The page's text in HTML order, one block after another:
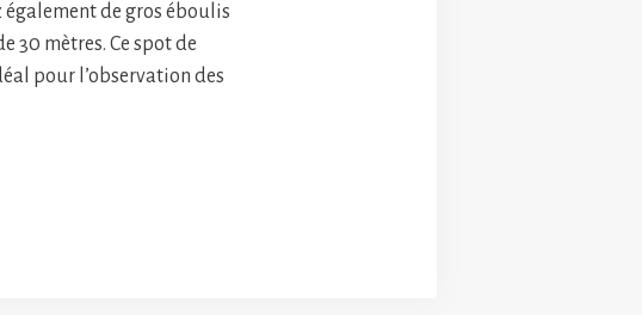
également de gros éboulis
30 mètres. Ce spot de
pour l’observation des